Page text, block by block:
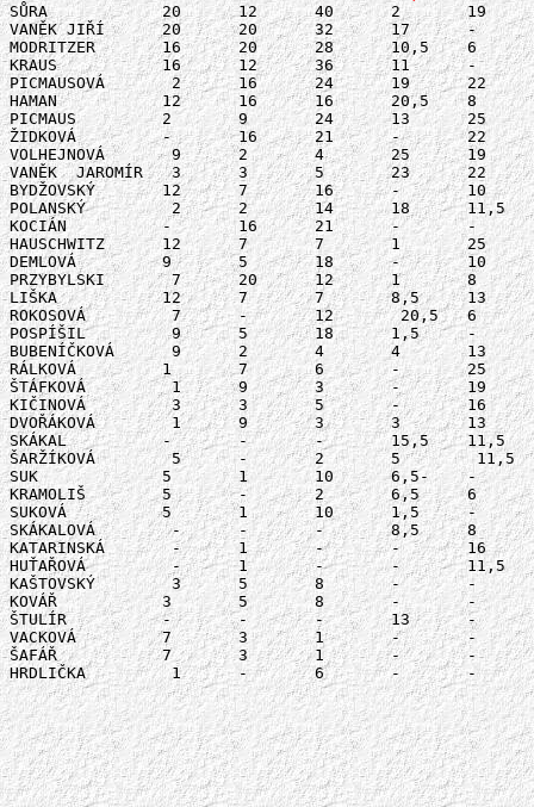
SŮRA		20	12	40	2	19	32	125
VANĚK JIŘÍ	20	20	32	17	-	32	121
MODRITZER	16	20	28	10,5	6	40	120,5
KRAUS		16	12	36	11	-	40	115
PICMAUSOVÁ	 2	16	24	19	22	17	100
HAMAN		12	16	16	20,5	8	24	96,5
PICMAUS	 	2	9	24	13	25	17	90
ŽIDKOVÁ		-	16	21	-	22	24	83
VOLHEJNOVÁ	 9	2	4	25	19	12	71
VANĚK  JAROMÍR	 3	3	5	23	22	8	64
BYDŽOVSKÝ	12	7	16	-	10	24	69
POLANSKÝ	 2	2	14	18	11,5	17	64,5
KOCIÁN		-	16	21	-	-	24	61
HAUSCHWITZ	12	7	7	1	25	2	54
DEMLOVÁ	 	9	5	18	-	10	12	54
PRZYBYLSKI	 7	20	12	1	8	2	50
LIŠKA		12	7	7	8,5	13	2	49,5
ROKOSOVÁ	 7	-	12	 20,5	6	3	48,5
POSPÍŠIL	 9	5	18	1,5	-	12	45,5
BUBENÍČKOVÁ	 9	2	4	4	13	12	44
RÁLKOVÁ	 	1	7	6	-	25	3	42
ŠTÁFKOVÁ	 1	9	3	-	19	3	35
KIČINOVÁ 	 3	3	5	-	16	8	35
DVOŘÁKOVÁ	 1	9	3	3	13	3	32
SKÁKAL	 	-	-	-	15,5	11,5	5	32
ŠARŽÍKOVÁ	 5	-	2	5	 11,5	3	26,5
SUK	 	5	1	10	6,5-	-	3	25,5
KRAMOLIŠ	5	-	2	6,5	6	3	22,5
SUKOVÁ	 	5	1	10	1,5	-	3	20,5
SKÁKALOVÁ	 -	-	-	8,5	8	5	21,5
KATARINSKÁ	 -	1	-	-	16	5	22
HUŤAŘOVÁ	 -	1	-	-	11,5	5	17,5
KAŠTOVSKÝ	 3	5	8	-	-	-	16
KOVÁŘ	 	3	5	8	-	-	-	16
ŠTULÍR		-	-	-	13	-	-	13
VACKOVÁ	 	7	3	1	-	-	2	11
ŠAFÁŘ	 	7	3	1	-	-	-	11
HRDLIČKA	 1	-	6	-	-	-	7